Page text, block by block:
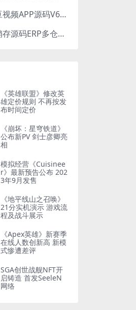
新版绿豆视频APP源码V6.6 免授权插件版
PHP进销存源码ERP多仓库管理系统 手机版进销存 php网络版进销存小程序
《英雄联盟》修改英
雄定价规则 不再按发
布时间定价
《崩坏：星穹铁道》
公布新PV 剑士彦卿亮
相
模拟经营《Cuisinee
r》最新预告公布 202
3年9月发售
《地平线山之召唤》
21分实机演示 游戏流
程及战斗展示
《Apex英雄》新赛季
在线人数创新高 新模
式惨遭差评
SGA创世战舰NFT开
启铸造 首发SeeleN
网络